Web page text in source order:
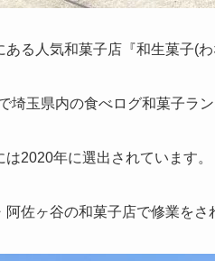
る人気和菓子店『和生菓子(わ
埼玉県内の食べログ和菓子ラン
2020年に選出されています。
阿佐ヶ谷の和菓子店で修業を